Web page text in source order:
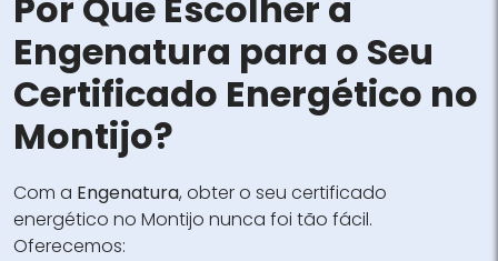
Engenatura para o Seu
Certificado Energético no
Montijo?
Com a Engenatura, obter o seu certificado
energético no Montijo nunca foi tão fácil.
Oferecemos: